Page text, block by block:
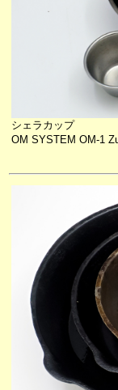
シェラカップ
OM SYSTEM OM-1